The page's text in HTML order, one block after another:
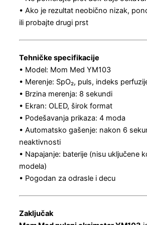
• Ako je rezultat neobično nizak,
ili probajte drugi prst
Tehničke specifikacije
• Model: Mom Med YM103
• Merenje: SpO₂, puls, indeks
• Brzina merenja: 8 sekundi
• Ekran: OLED, širok format
• Podešavanja prikaza: 4 moda
• Automatsko gašenje: nakon 6
neaktivnosti
• Napajanje: baterije (nisu uključene
modela)
• Pogodan za odrasle i decu
Zaključak